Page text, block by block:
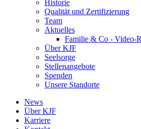
Historie
Qualität und Zertifizierung
Team
Aktuelles
Familie & Co - Video-
Über KJF
Seelsorge
Stellenangebote
Spenden
Unsere Standorte
News
Über KJF
Karriere